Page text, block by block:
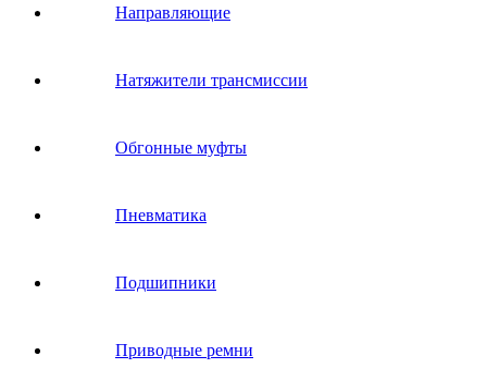
Направляющие
Натяжители трансмиссии
Обгонные муфты
Пневматика
Подшипники
Приводные ремни